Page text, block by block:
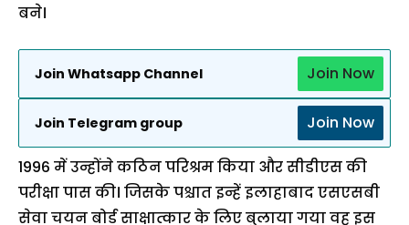
बने।
Join Whatsapp Channel Join Now
Join Telegram group Join Now
1996 में उन्होंने कठिन परिश्रम किया और सीडीएस की
परीक्षा पास की। जिसके पश्चात इन्हें इलाहाबाद एसएसबी
सेवा चयन बोर्ड साक्षात्कार के लिए बुलाया गया वह इस